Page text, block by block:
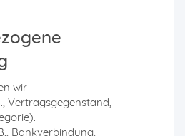
wir
Vertragsgegenstand,
Bankverbindung,